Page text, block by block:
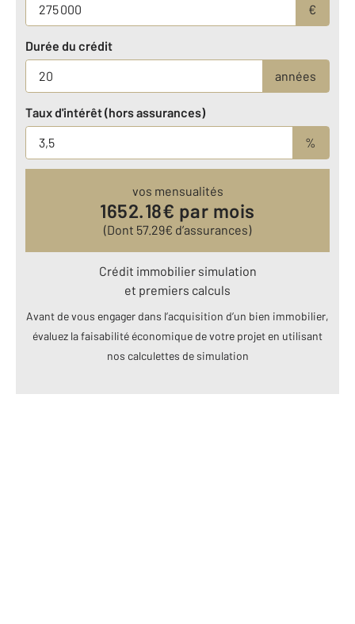
€
Durée du crédit
années
Taux d'intérêt (hors assurances)
%
vos mensualités
1652.18€ par mois
(Dont 57.29€ d’assurances)
Crédit immobilier simulation
et premiers calculs
Avant de vous engager dans l’acquisition d’un bien immobilier,
évaluez la faisabilité économique de votre projet en utilisant
nos calculettes de simulation